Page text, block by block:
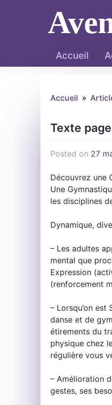
Accueil
Accueil »
Texte
Posted on 27
Découvrez une
Une
les disciplines
Dynamique,
– Les adultes
mental que
Expression
(renforcement
– Lorsqu’on
danse et de
étirements du
physique chez
régulière vous
– Amélioration
gestes, ses